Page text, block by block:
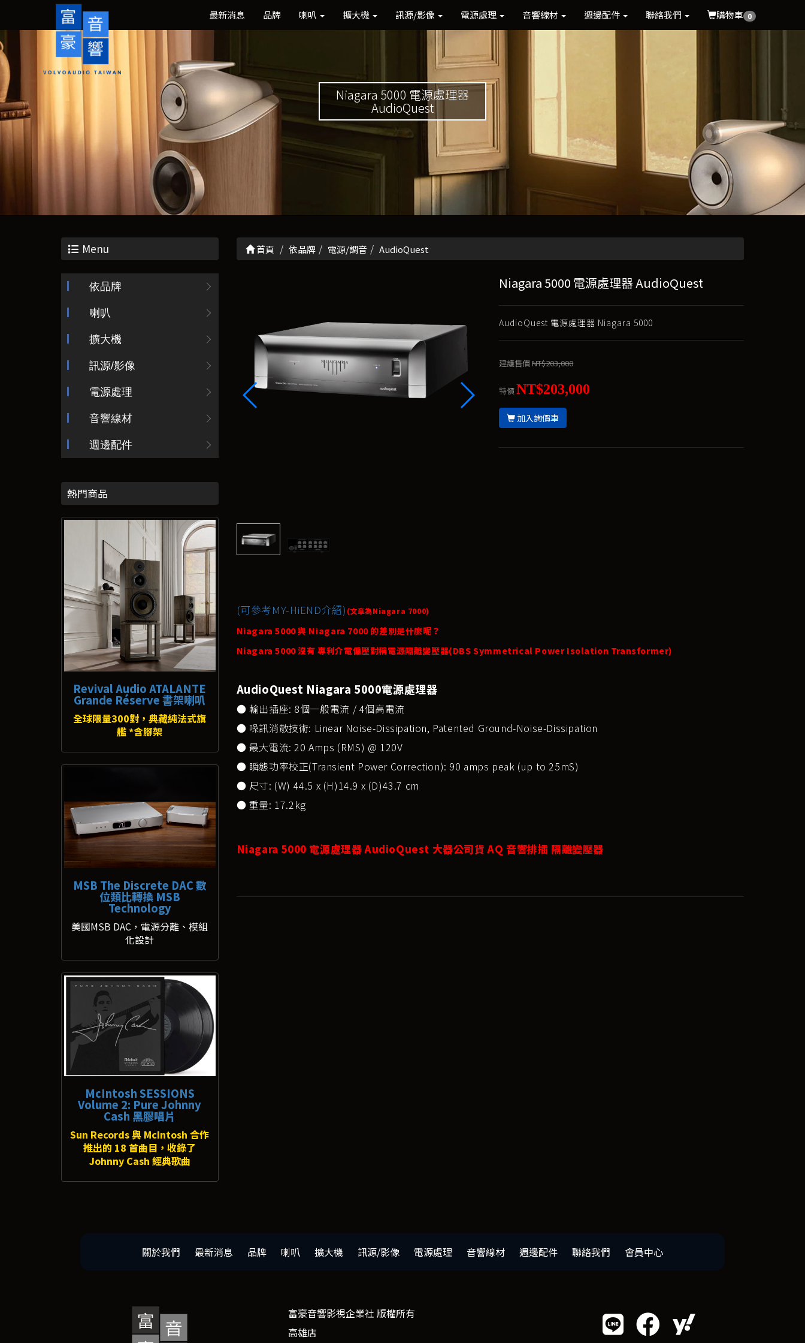
最新消息 品牌 喇叭 擴大機 訊源/影像 電源處理 音響線材 週邊配件 聯絡我們 購物車 0
Niagara 5000 電源處理器
AudioQuest
Menu
依品牌
喇叭
擴大機
訊源/影像
電源處理
音響線材
週邊配件
熱門商品
Revival Audio ATALANTE
Grande Réserve 書架喇叭
全球限量300對，典藏純法式旗
艦 *含腳架
MSB The Discrete DAC 數
位類比轉換 MSB
Technology
美國MSB DAC，電源分離、模組
化設計
McIntosh SESSIONS
Volume 2: Pure Johnny
Cash 黑膠唱片
Sun Records 與 McIntosh 合作
推出的 18 首曲目，收錄了
Johnny Cash 經典歌曲
首頁 依品牌 電源/調音 AudioQuest
Niagara 5000 電源處理器 AudioQuest
AudioQuest 電源處理器 Niagara 5000
建議售價NT$203,000
特價NT$203,000
加入詢價車
(可參考MY-HiEND介紹) (文章為Niagara 7000)
Niagara 5000 與 Niagara 7000 的差別是什麼呢？
Niagara 5000 沒有 專利介電偏壓對稱電源隔離變壓器(DBS Symmetrical Power Isolation Transformer)
AudioQuest Niagara 5000電源處理器
● 輸出插座: 8個一般電流 / 4個高電流
● 噪訊消散技術: Linear Noise-Dissipation, Patented Ground-Noise-Dissipation
● 最大電流: 20 Amps (RMS) @ 120V
● 瞬態功率校正(Transient Power Correction): 90 amps peak (up to 25mS)
● 尺寸: (W) 44.5 x (H)14.9 x (D)43.7 cm
● 重量: 17.2kg
Niagara 5000 電源處理器 AudioQuest 大器公司貨 AQ 音響排插 隔離變壓器
關於我們 最新消息 品牌 喇叭 擴大機 訊源/影像 電源處理 音響線材 週邊配件 聯絡我們 會員中心
富豪音響影視企業社 版權所有
高雄店